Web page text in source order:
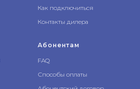
Как подключиться
Контакты дилера
Абонентам
FAQ
Способы оплаты